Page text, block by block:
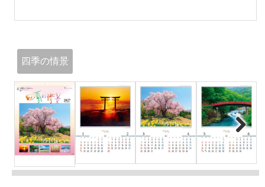
四季の情景
Next